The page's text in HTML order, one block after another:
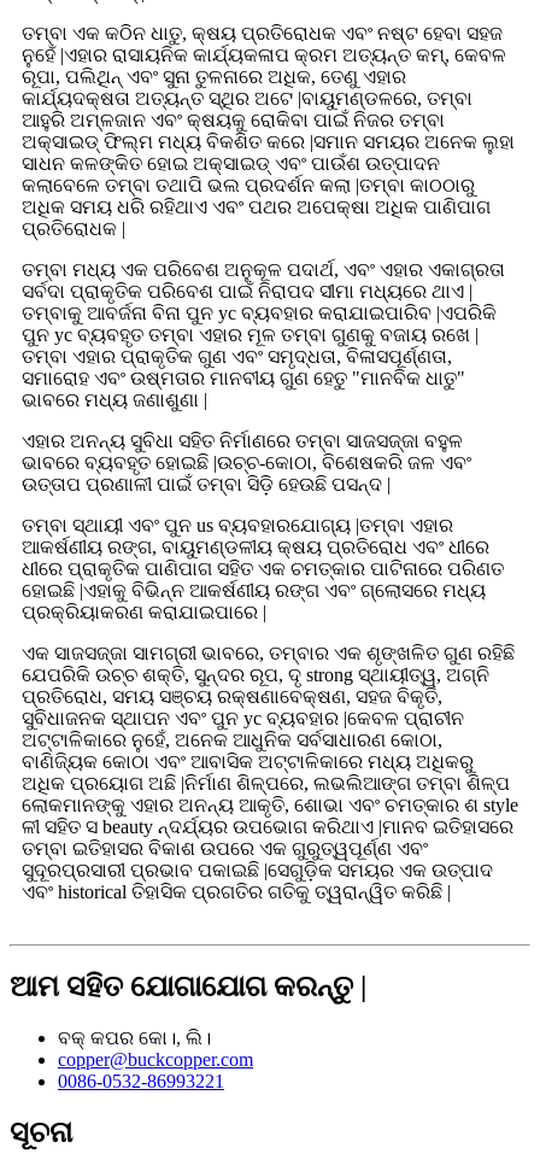
ତମ୍ବା ଏକ କଠିନ ଧାତୁ, କ୍ଷୟ ପ୍ରତିରୋଧକ ଏବଂ ନଷ୍ଟ ହେବା ସହଜ
ନୁହେଁ |ଏହାର ରାସାୟନିକ କାର୍ଯ୍ୟକଳାପ କ୍ରମ ଅତ୍ୟନ୍ତ କମ୍, କେବଳ
ରୂପା, ପଲିଥିନ୍ ଏବଂ ସୁନା ତୁଳନାରେ ଅଧିକ, ତେଣୁ ଏହାର
କାର୍ଯ୍ୟଦକ୍ଷତା ଅତ୍ୟନ୍ତ ସ୍ଥିର ଅଟେ |ବାୟୁମଣ୍ଡଳରେ, ତମ୍ବା
ଆହୁରି ଅମ୍ଳଜାନ ଏବଂ କ୍ଷୟକୁ ରୋକିବା ପାଇଁ ନିଜର ତମ୍ବା
ଅକ୍ସାଇଡ୍ ଫିଲ୍ମ ମଧ୍ୟ ବିକଶିତ କରେ |ସମାନ ସମୟର ଅନେକ ଲୁହା
ସାଧନ କଳଙ୍କିତ ହୋଇ ଅକ୍ସାଇଡ୍ ଏବଂ ପାଉଁଶ ଉତ୍ପାଦନ
କଲାବେଳେ ତମ୍ବା ତଥାପି ଭଲ ପ୍ରଦର୍ଶନ କଲା |ତମ୍ବା କାଠଠାରୁ
ଅଧିକ ସମୟ ଧରି ରହିଥାଏ ଏବଂ ପଥର ଅପେକ୍ଷା ଅଧିକ ପାଣିପାଗ
ପ୍ରତିରୋଧକ |
ତମ୍ବା ମଧ୍ୟ ଏକ ପରିବେଶ ଅନୁକୂଳ ପଦାର୍ଥ, ଏବଂ ଏହାର ଏକାଗ୍ରତା
ସର୍ବଦା ପ୍ରାକୃତିକ ପରିବେଶ ପାଇଁ ନିରାପଦ ସୀମା ମଧ୍ୟରେ ଥାଏ |
ତମ୍ବାକୁ ଆବର୍ଜନା ବିନା ପୁନ yc ବ୍ୟବହାର କରାଯାଇପାରିବ |ଏପରିକି
ପୁନ yc ବ୍ୟବହୃତ ତମ୍ବା ଏହାର ମୂଳ ତମ୍ବା ଗୁଣକୁ ବଜାୟ ରଖେ |
ତମ୍ବା ଏହାର ପ୍ରାକୃତିକ ଗୁଣ ଏବଂ ସମୃଦ୍ଧତା, ବିଳାସପୂର୍ଣ୍ଣତା,
ସମାରୋହ ଏବଂ ଉଷ୍ମତାର ମାନବୀୟ ଗୁଣ ହେତୁ "ମାନବିକ ଧାତୁ"
ଭାବରେ ମଧ୍ୟ ଜଣାଶୁଣା |
ଏହାର ଅନନ୍ୟ ସୁବିଧା ସହିତ ନିର୍ମାଣରେ ତମ୍ବା ସାଜସଜ୍ଜା ବହୁଳ
ଭାବରେ ବ୍ୟବହୃତ ହୋଇଛି |ଉଚ୍ଚ-କୋଠା, ବିଶେଷକରି ଜଳ ଏବଂ
ଉତ୍ତାପ ପ୍ରଣାଳୀ ପାଇଁ ତମ୍ବା ସିଡ଼ି ହେଉଛି ପସନ୍ଦ |
ତମ୍ବା ସ୍ଥାୟୀ ଏବଂ ପୁନ us ବ୍ୟବହାରଯୋଗ୍ୟ |ତମ୍ବା ଏହାର
ଆକର୍ଷଣୀୟ ରଙ୍ଗ, ବାୟୁମଣ୍ଡଳୀୟ କ୍ଷୟ ପ୍ରତିରୋଧ ଏବଂ ଧୀରେ
ଧୀରେ ପ୍ରାକୃତିକ ପାଣିପାଗ ସହିତ ଏକ ଚମତ୍କାର ପାଟିନାରେ ପରିଣତ
ହୋଇଛି |ଏହାକୁ ବିଭିନ୍ନ ଆକର୍ଷଣୀୟ ରଙ୍ଗ ଏବଂ ଗ୍ଲୋସରେ ମଧ୍ୟ
ପ୍ରକ୍ରିୟାକରଣ କରାଯାଇପାରେ |
ଏକ ସାଜସଜ୍ଜା ସାମଗ୍ରୀ ଭାବରେ, ତମ୍ବାର ଏକ ଶୃଙ୍ଖଳିତ ଗୁଣ ରହିଛି
ଯେପରିକି ଉଚ୍ଚ ଶକ୍ତି, ସୁନ୍ଦର ରୂପ, ଦୃ strong ସ୍ଥାୟୀତ୍ୱ, ଅଗ୍ନି
ପ୍ରତିରୋଧ, ସମୟ ସଞ୍ଚୟ ରକ୍ଷଣାବେକ୍ଷଣ, ସହଜ ବିକୃତି,
ସୁବିଧାଜନକ ସ୍ଥାପନ ଏବଂ ପୁନ yc ବ୍ୟବହାର |କେବଳ ପ୍ରାଚୀନ
ଅଟ୍ଟାଳିକାରେ ନୁହେଁ, ଅନେକ ଆଧୁନିକ ସର୍ବସାଧାରଣ କୋଠା,
ବାଣିଜ୍ୟିକ କୋଠା ଏବଂ ଆବାସିକ ଅଟ୍ଟାଳିକାରେ ମଧ୍ୟ ଅଧିକରୁ
ଅଧିକ ପ୍ରୟୋଗ ଅଛି |ନିର୍ମାଣ ଶିଳ୍ପରେ, ଲଭଲିଆଙ୍ଗ ତମ୍ବା ଶିଳ୍ପ
ଲୋକମାନଙ୍କୁ ଏହାର ଅନନ୍ୟ ଆକୃତି, ଶୋଭା ଏବଂ ଚମତ୍କାର ଶ style
ଳୀ ସହିତ ସ beauty ନ୍ଦର୍ଯ୍ୟର ଉପଭୋଗ କରିଥାଏ |ମାନବ ଇତିହାସରେ
ତମ୍ବା ଇତିହାସର ବିକାଶ ଉପରେ ଏକ ଗୁରୁତ୍ୱପୂର୍ଣ୍ଣ ଏବଂ
ସୁଦୂରପ୍ରସାରୀ ପ୍ରଭାବ ପକାଇଛି |ସେଗୁଡ଼ିକ ସମୟର ଏକ ଉତ୍ପାଦ
ଏବଂ historical ତିହାସିକ ପ୍ରଗତିର ଗତିକୁ ତ୍ୱରାନ୍ୱିତ କରିଛି |
ଆମ ସହିତ ଯୋଗାଯୋଗ କରନ୍ତୁ |
ବକ୍ କପର କୋ।, ଲି।
copper@buckcopper.com
0086-0532-86993221
ସୂଚନା